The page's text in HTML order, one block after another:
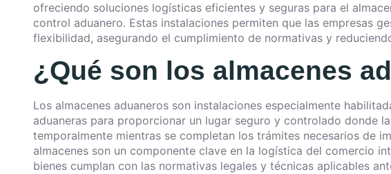
ofreciendo soluciones logísticas eficientes y seguras para el
control aduanero. Estas instalaciones permiten que las empresas
flexibilidad, asegurando el cumplimiento de normativas y
¿Qué son los almacenes
Los almacenes aduaneros son instalaciones especialmente
aduaneras para proporcionar un lugar seguro y controlado donde
temporalmente mientras se completan los trámites necesarios de
almacenes son un componente clave en la logística del comercio
bienes cumplan con las normativas legales y técnicas aplicables